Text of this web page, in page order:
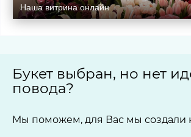
Наша витрина онлайн
Букет выбран, но нет
повода?
Мы поможем, для Вас мы создали